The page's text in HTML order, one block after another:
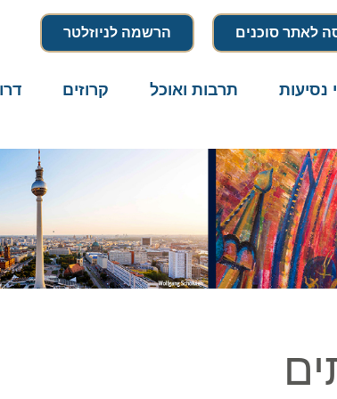
לאתר סוכנים הרשמה לניוזלטר
נסיעות תרבות ואוכל קרוזים